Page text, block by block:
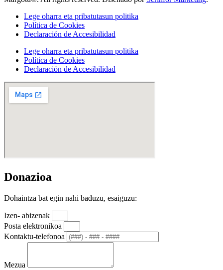
Lege oharra eta pribatutasun politika
Política de Cookies
Declaración de Accesibilidad
Lege oharra eta pribatutasun politika
Política de Cookies
Declaración de Accesibilidad
Donazioa
Dohaintza bat egin nahi baduzu, esaiguzu:
Izen- abizenak
Posta elektronikoa
Kontaktu-telefonoa
Mezua